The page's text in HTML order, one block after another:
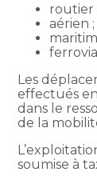
routier
aérien ;
Les
effectués
dans le
de la
soumise à